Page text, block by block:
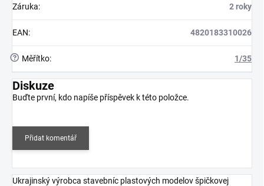
Záruka: 2 roky
EAN: 4820183310026
? Měřítko: 1/35
Diskuze
Buďte první, kdo napíše příspěvek k této položce.
Přidat komentář
Ukrajinský výrobca stavebníc plastových modelov špičkovej